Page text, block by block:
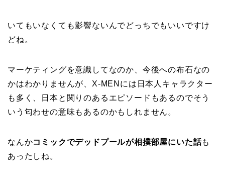
いてもいなくても影響ないんでどっちでもいいですけ
どね。
マーケティングを意識してなのか、今後への布石なの
かはわかりませんが、X-MENには日本人キャラクター
も多く、日本と関りのあるエピソードもあるのでそう
いう匂わせの意味もあるのかもしれません。
なんかコミックでデッドプールが相撲部屋にいた話も
あったしね。